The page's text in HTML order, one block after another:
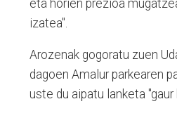
eta horien prezioa
izatea".
Arozenak gogoratu zuen
dagoen Amalur parkearen
uste du aipatu lanketa